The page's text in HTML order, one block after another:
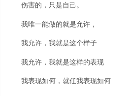
伤害的，只是自己。
我唯一能做的就是允许，
我允许，我就是这个样子
我允许，我就是这样的表现
我表现如何，就任我表现如何